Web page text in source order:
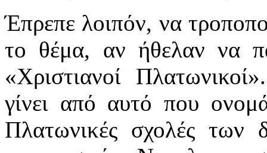
Έπρεπε λοιπόν, να
το θέμα, αν ήθελαν να
«Χριστιανοί
γίνει από αυτό που
Πλατωνικές σχολές